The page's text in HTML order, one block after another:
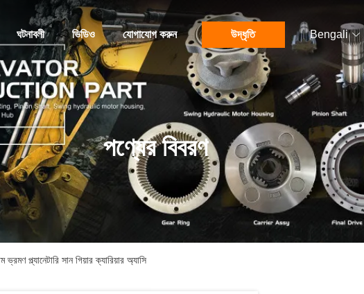
ঘটনাবলী ভিডিও যোগাযোগ করুন উদ্ধৃতি Bengali
পণ্যের বিবরণ
প্ল্যানেটারি সান গিয়ার ক্যারিয়ার অ্যাসি